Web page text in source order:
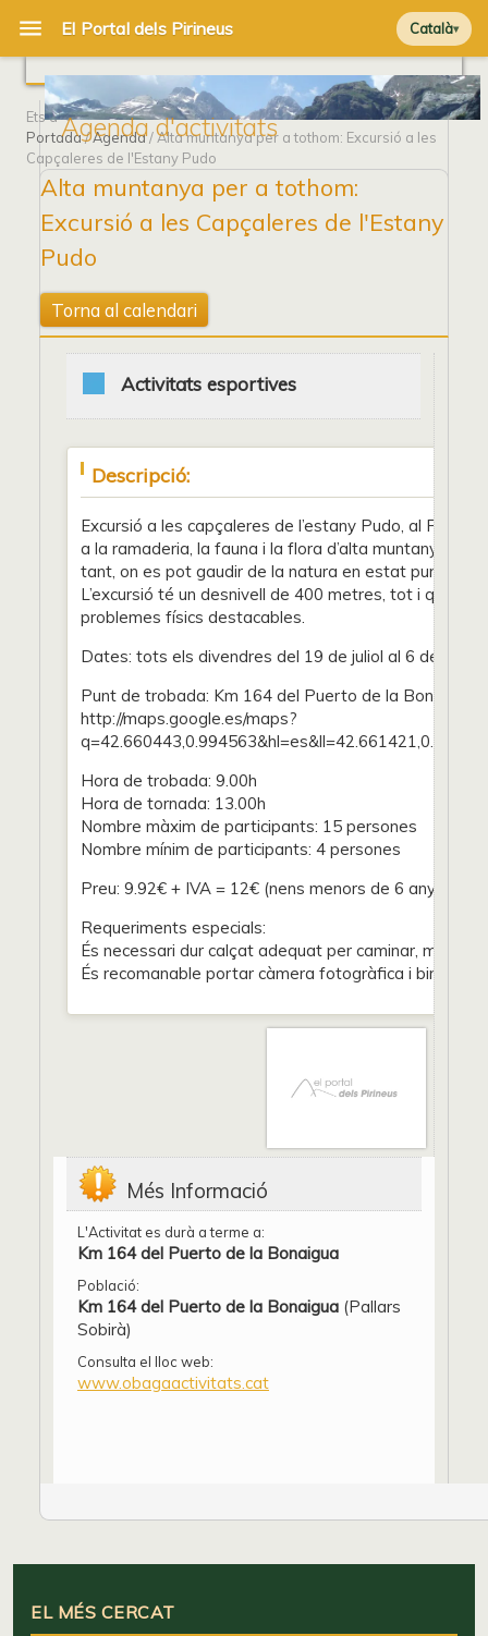
Català
Agenda d'activitats
Ets a
Portada/Agenda/ Alta muntanya per a tothom: Excursió a les
Capçaleres de l'Estany Pudo
Alta muntanya per a tothom:
Excursió a les Capçaleres de l'Estany
Pudo
Torna al calendari
Activitats esportives
Descripció:
Excursió a les capçaleres de l’estany Pudo, al Parc
a la ramaderia, la fauna i la flora d’alta muntanya,
tant, on es pot gaudir de la natura en estat pur.
L’excursió té un desnivell de 400 metres, tot i que
problemes físics destacables.
Dates: tots els divendres del 19 de juliol al 6 de
Punt de trobada: Km 164 del Puerto de la Bonaigua
http://maps.google.es/maps?
Hora de trobada: 9.00h
Hora de tornada: 13.00h
Nombre màxim de participants: 15 persones
Nombre mínim de participants: 4 persones
Preu: 9.92€ + IVA = 12€ (nens menors de 6 anys
Requeriments especials:
És necessari dur calçat adequat per caminar,
És recomanable portar càmera fotogràfica i binocles.
Més Informació
L'Activitat es durà a terme a:
Km 164 del Puerto de la Bonaigua
Població:
Km 164 del Puerto de la Bonaigua (Pallars
Sobirà)
Consulta el lloc web:
www.obagaactivitats.cat
EL MÉS CERCAT